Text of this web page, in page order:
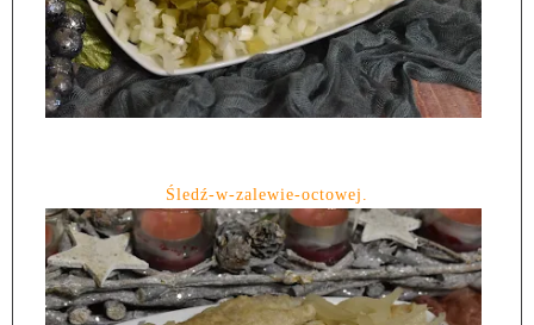
Śledź-w-zalewie-octowej.